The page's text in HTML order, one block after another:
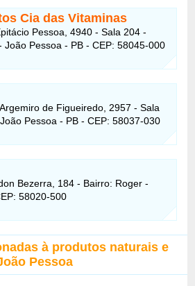
Cia das Vitaminas
Pessoa, 4940 - Sala 204 -
João Pessoa - PB - CEP: 58045-000
de Figueiredo, 2957 - Sala
Pessoa - PB - CEP: 58037-030
Bezerra, 184 - Bairro: Roger -
58020-500
à produtos naturais e
Pessoa